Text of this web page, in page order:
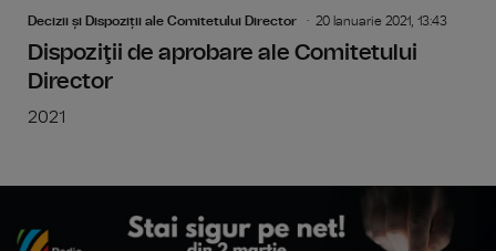
Decizii și Dispoziții ale Comitetului Director 20 Ianuarie 2021, 13:43
Dispoziţii de aprobare ale Comitetului
Director
2021